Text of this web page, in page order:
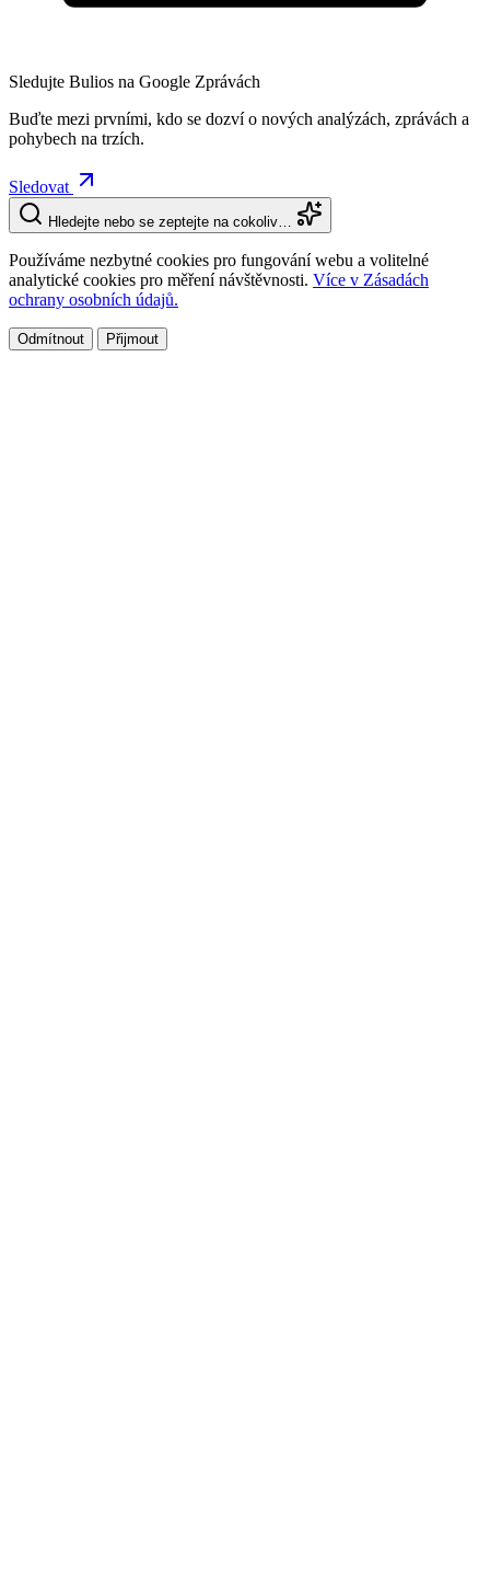
Sledujte Bulios na Google Zprávách
Buďte mezi prvními, kdo se dozví o nových analýzách, zprávách a
pohybech na trzích.
Sledovat
Hledejte nebo se zeptejte na cokoliv…
Používáme nezbytné cookies pro fungování webu a volitelné
analytické cookies pro měření návštěvnosti. Více v Zásadách
ochrany osobních údajů.
Odmítnout Přijmout